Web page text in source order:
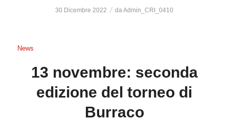
30 Dicembre 2022 / daAdmin_CRI_0410
News
13 novembre: seconda
edizione del torneo di
Burraco